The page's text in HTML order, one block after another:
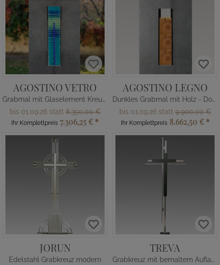
AGOSTINO VETRO
Grabmal mit Glaselement Kreuz / Doppelgrab
bis 01.09.26 statt8.350,00 €
Ihr Komplettpreis 7.306,25 € *
AGOSTINO LEGNO
Dunkles Grabmal mit Holz - Doppelgrab
bis 01.09.26 statt9.900,00 €
Ihr Komplettpreis 8.662,50 € *
JORUN
Edelstahl Grabkreuz modern
TREVA
Grabkreuz mit bemaltem Auflagekreuz